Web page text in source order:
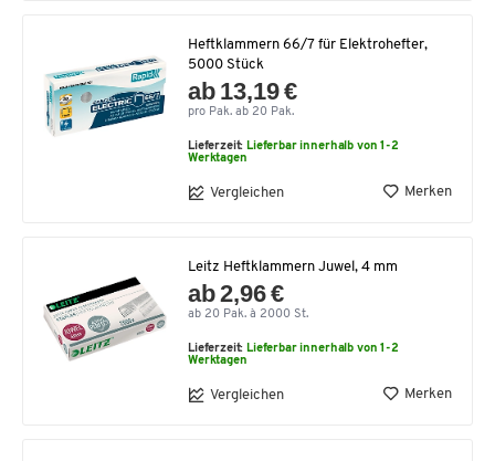
Heftklammern 66/7 für Elektrohefter,
5000 Stück
ab 13,19 €
pro Pak. ab 20 Pak.
Lieferzeit:Lieferbar innerhalb von 1-2
Werktagen
Vergleichen Merken
Leitz Heftklammern Juwel, 4 mm
ab 2,96 €
ab 20 Pak. à 2000 St.
Lieferzeit:Lieferbar innerhalb von 1-2
Werktagen
Vergleichen Merken